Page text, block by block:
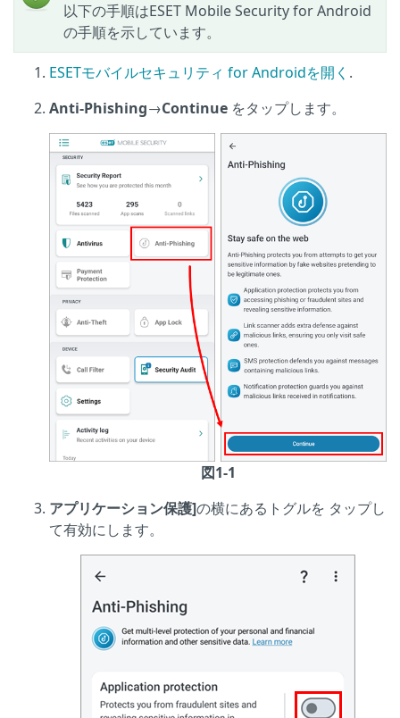
以下の手順はESET Mobile Security for Android
の手順を示しています。
ESETモバイルセキュリティ for Androidを開く .
Anti-Phishing→Continue をタップします。
図1-1
アプリケーション保護]の横にあるトグルを タップし
て有効にします。